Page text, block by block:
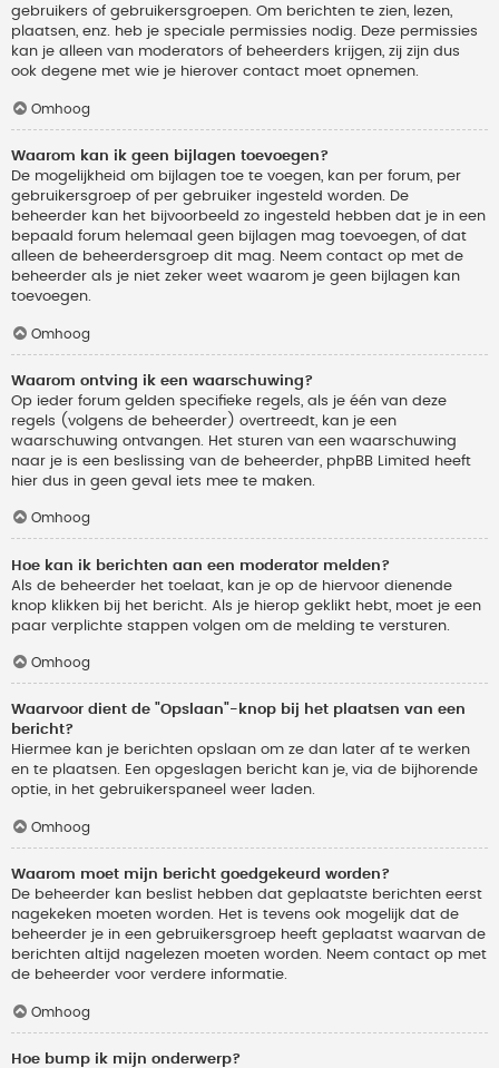
gebruikers of gebruikersgroepen. Om berichten te zien, lezen,
plaatsen, enz. heb je speciale permissies nodig. Deze permissies
kan je alleen van moderators of beheerders krijgen, zij zijn dus
ook degene met wie je hierover contact moet opnemen.
Omhoog
Waarom kan ik geen bijlagen toevoegen?
De mogelijkheid om bijlagen toe te voegen, kan per forum, per
gebruikersgroep of per gebruiker ingesteld worden. De
beheerder kan het bijvoorbeeld zo ingesteld hebben dat je in een
bepaald forum helemaal geen bijlagen mag toevoegen, of dat
alleen de beheerdersgroep dit mag. Neem contact op met de
beheerder als je niet zeker weet waarom je geen bijlagen kan
toevoegen.
Omhoog
Waarom ontving ik een waarschuwing?
Op ieder forum gelden specifieke regels, als je één van deze
regels (volgens de beheerder) overtreedt, kan je een
waarschuwing ontvangen. Het sturen van een waarschuwing
naar je is een beslissing van de beheerder, phpBB Limited heeft
hier dus in geen geval iets mee te maken.
Omhoog
Hoe kan ik berichten aan een moderator melden?
Als de beheerder het toelaat, kan je op de hiervoor dienende
knop klikken bij het bericht. Als je hierop geklikt hebt, moet je een
paar verplichte stappen volgen om de melding te versturen.
Omhoog
Waarvoor dient de "Opslaan"-knop bij het plaatsen van een
bericht?
Hiermee kan je berichten opslaan om ze dan later af te werken
en te plaatsen. Een opgeslagen bericht kan je, via de bijhorende
optie, in het gebruikerspaneel weer laden.
Omhoog
Waarom moet mijn bericht goedgekeurd worden?
De beheerder kan beslist hebben dat geplaatste berichten eerst
nagekeken moeten worden. Het is tevens ook mogelijk dat de
beheerder je in een gebruikersgroep heeft geplaatst waarvan de
berichten altijd nagelezen moeten worden. Neem contact op met
de beheerder voor verdere informatie.
Omhoog
Hoe bump ik mijn onderwerp?